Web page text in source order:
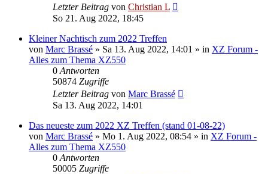
Letzter Beitrag von Christian L
So 21. Aug 2022, 18:45
Kleiner Nachtisch zum 2022 Treffen
von Marc Brassé » Sa 13. Aug 2022, 14:01 » in XZ Forum -
Alles zum Thema XZ550
0 Antworten
50874 Zugriffe
Letzter Beitrag von Marc Brassé
Sa 13. Aug 2022, 14:01
Das neueste zum 2022 XZ Treffen (stand 01-08-22)
von Marc Brassé » Mo 1. Aug 2022, 08:54 » in XZ Forum -
Alles zum Thema XZ550
0 Antworten
50005 Zugriffe